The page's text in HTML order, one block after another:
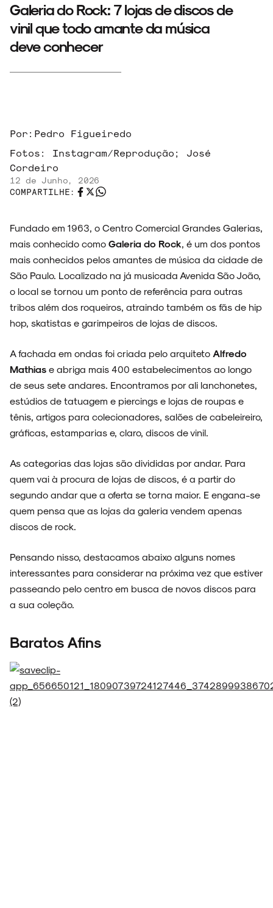
Galeria do Rock: 7 lojas de discos de
vinil que todo amante da música
deve conhecer
Por: Pedro Figueiredo
Fotos: Instagram/Reprodução; José
Cordeiro
12 de Junho, 2026
COMPARTILHE:
Fundado em 1963, o Centro Comercial Grandes Galerias,
mais conhecido como Galeria do Rock, é um dos pontos
mais conhecidos pelos amantes de música da cidade de
São Paulo. Localizado na já musicada Avenida São João,
o local se tornou um ponto de referência para outras
tribos além dos roqueiros, atraindo também os fãs de hip
hop, skatistas e garimpeiros de lojas de discos.
A fachada em ondas foi criada pelo arquiteto Alfredo
Mathias e abriga mais 400 estabelecimentos ao longo
de seus sete andares. Encontramos por ali lanchonetes,
estúdios de tatuagem e piercings e lojas de roupas e
tênis, artigos para colecionadores, salões de cabeleireiro,
gráficas, estamparias e, claro, discos de vinil.
As categorias das lojas são divididas por andar. Para
quem vai à procura de lojas de discos, é a partir do
segundo andar que a oferta se torna maior. E engana-se
quem pensa que as lojas da galeria vendem apenas
discos de rock.
Pensando nisso, destacamos abaixo alguns nomes
interessantes para considerar na próxima vez que estiver
passeando pelo centro em busca de novos discos para
a sua coleção.
Baratos Afins